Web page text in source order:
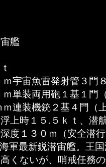
艦
ｍ宇宙魚雷発射管３門
装両用砲１基１門
装機銃２基４門（
時１５.５ｋｔ、潜
１３０ｍ（安全潜行
軍最新鋭潜宙艦。王
くないが、哨戒任務